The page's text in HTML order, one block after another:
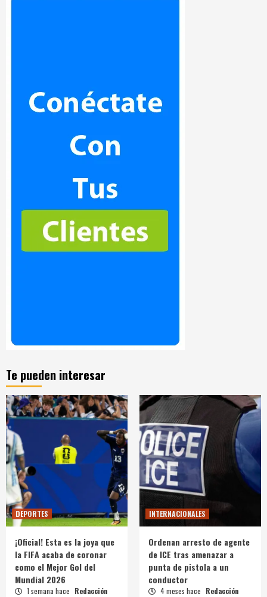
Te pueden interesar
DEPORTES
¡Oficial! Esta es la joya que
la FIFA acaba de coronar
como el Mejor Gol del
Mundial 2026
1 semana hace Redacción
INTERNACIONALES
Ordenan arresto de agente
de ICE tras amenazar a
punta de pistola a un
conductor
4 meses hace Redacción